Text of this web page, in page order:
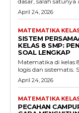
April 24, 2026
MATEMATIKA
SISTEM
KELAS 8 SMP:
SOAL LENGKAP
Matematika di kelas
logis dan sistematis.
April 24, 2026
MATEMATIKA
PECAHAN